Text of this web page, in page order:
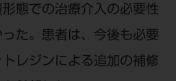
態での治療介入の必要性
た。患者は、今後も必要
レジンによる追加の補修